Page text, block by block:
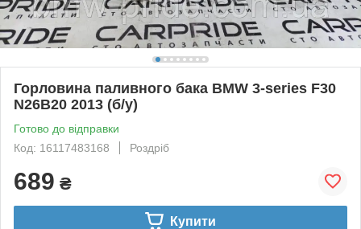
Горловина паливного бака BMW 3-series F30
N26B20 2013 (б/у)
Готово до відправки
Код: 16117483168
Роздріб
689 ₴
Купити